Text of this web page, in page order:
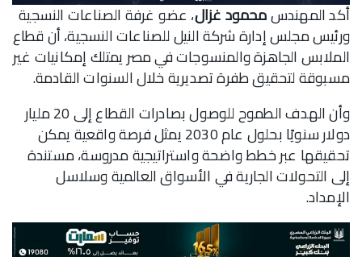
أكد المهندسمحمود غزال، عضو غرفة الصناعات النسجية
ورئيس مجلس إدارة شركة النيل للصناعات النسجية، أن قطاع
الملابس الجاهزة والمنسوجات في مصر يمتلك إمكانيات غير
مسبوقة لتحقيق طفرة تصديرية خلال السنوات القادمة.
وأن الهدف الطموح للوصول بصادرات القطاع إلى 20 مليار
دولار سنويًا بحلول عام 2030 يمثل فرصة واقعية يمكن
تحقيقها عبر خطط واضحة واستراتيجية مدروسة، مستندة
إلى التحولات الجارية في الأسواق العالمية وسلاسل
الإمداد.